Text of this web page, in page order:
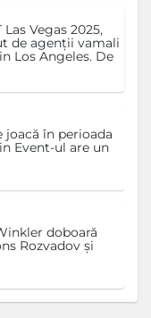
Vegas 2025,
de agenții vamali
Los Angeles. De
joacă în perioada
Event-ul are un
doboară
Rozvadov și